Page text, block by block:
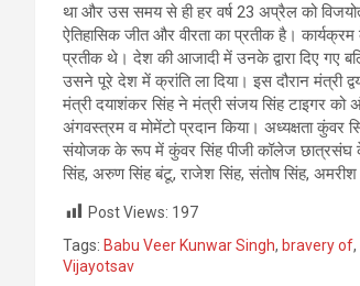
था और उस समय से ही हर वर्ष 23 अप्रैल को
ऐतिहासिक जीत और वीरता का प्रतीक है।
प्रतीक थे। देश की आजादी में उनके द्वारा दिए गए
उसने पूरे देश में क्रांति ला दिया। इस दौरान मंत्री
मंत्री दयाशंकर सिंह ने मंत्री संजय सिंह टाइगर को
अंगवस्त्रम व मोमेंटो प्रदान किया।‌ अध्यक्षता कुंवर
संयोजक के रूप में कुंवर सिंह पीजी कॉलेज छात्रसंघ
सिंह, अरुण सिंह बंटू, राजेश सिंह, संतोष सिंह, अमरीश
Post Views: 197
Tags: Babu Veer Kunwar Singh, bravery of,
Vijayotsav